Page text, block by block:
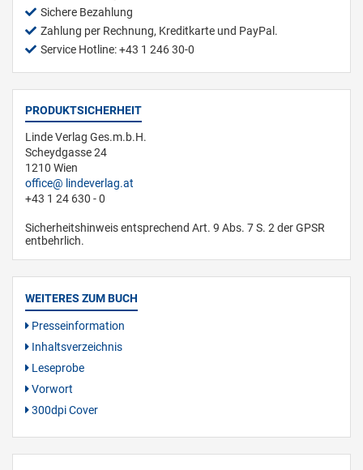
Sichere Bezahlung
Zahlung per Rechnung, Kreditkarte und PayPal.
Service Hotline: +43 1 246 30-0
PRODUKTSICHERHEIT
Linde Verlag Ges.m.b.H.
Scheydgasse 24
1210 Wien
office
lindeverlag.at
+43 1 24 630 - 0
Sicherheitshinweis entsprechend Art. 9 Abs. 7 S. 2 der GPSR
entbehrlich.
WEITERES ZUM BUCH
Presseinformation
Inhaltsverzeichnis
Leseprobe
Vorwort
300dpi Cover